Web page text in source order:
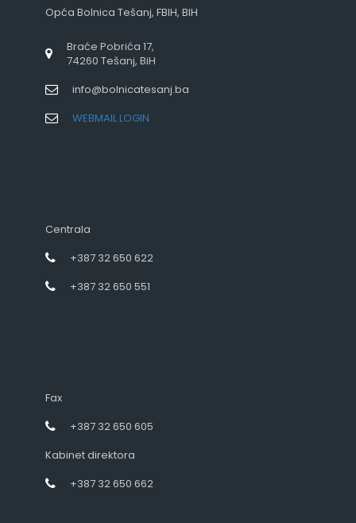
Opća Bolnica Tešanj, FBIH, BIH
Braće Pobrića 17,
74260 Tešanj, BiH
info@bolnicatesanj.ba
WEBMAIL LOGIN
Centrala
+387 32 650 622
+387 32 650 551
Fax
+387 32 650 605
Kabinet direktora
+387 32 650 662